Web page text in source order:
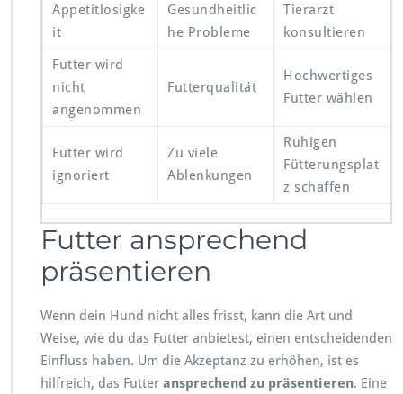
Appetitlosigke
it
Gesundheitlic
he Probleme
Tierarzt
konsultieren
Futter wird
nicht
angenommen
Futterqualität
Hochwertiges
Futter wählen
Futter wird
ignoriert
Zu viele
Ablenkungen
Ruhigen
Fütterungsplat
z schaffen
Futter ansprechend
präsentieren
Wenn dein Hund nicht alles frisst, kann die Art und
Weise, wie du das Futter anbietest, einen entscheidenden
Einfluss haben. Um die Akzeptanz zu erhöhen, ist es
hilfreich, das Futter ansprechend zu präsentieren. Eine